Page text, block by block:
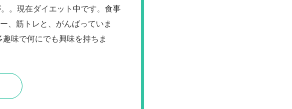
。現在ダイエット中です。食事
、筋トレと、がんばっていま
味で何にでも興味を持ちま